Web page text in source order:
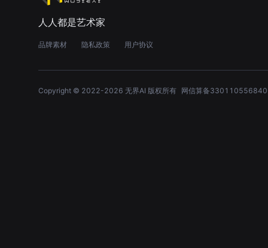
人人都是艺术家
品牌素材 隐私政策 用户协议
Copyright © 2022-2026 无界AI 版权所有 网信算备